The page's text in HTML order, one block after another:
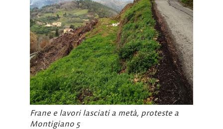
Frane e lavori lasciati a metà, proteste a
Montigiano 5